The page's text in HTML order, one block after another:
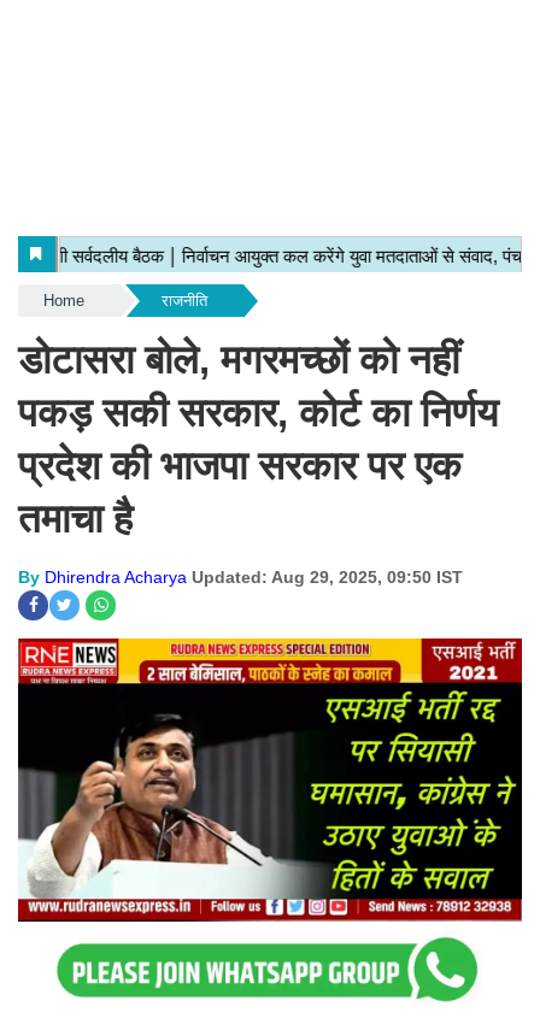
Home राजनीति
डोटासरा बोले, मगरमच्छों को नहीं
पकड़ सकी सरकार, कोर्ट का निर्णय
प्रदेश की भाजपा सरकार पर एक
तमाचा है
By Dhirendra Acharya Updated: Aug 29, 2025, 09:50 IST